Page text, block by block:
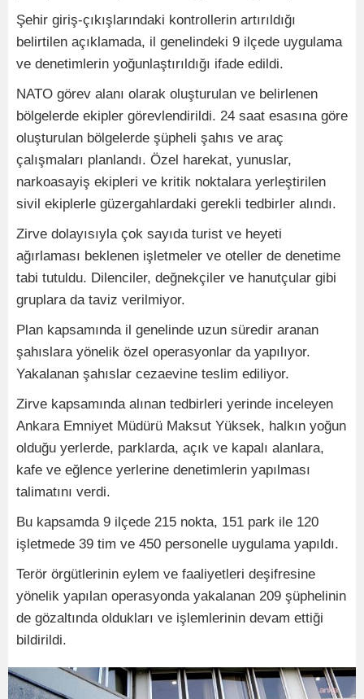
Şehir giriş-çıkışlarındaki kontrollerin artırıldığı
belirtilen açıklamada, il genelindeki 9 ilçede uygulama
ve denetimlerin yoğunlaştırıldığı ifade edildi.
NATO görev alanı olarak oluşturulan ve belirlenen
bölgelerde ekipler görevlendirildi. 24 saat esasına göre
oluşturulan bölgelerde şüpheli şahıs ve araç
çalışmaları planlandı. Özel harekat, yunuslar,
narkoasayiş ekipleri ve kritik noktalara yerleştirilen
sivil ekiplerle güzergahlardaki gerekli tedbirler alındı.
Zirve dolayısıyla çok sayıda turist ve heyeti
ağırlaması beklenen işletmeler ve oteller de denetime
tabi tutuldu. Dilenciler, değnekçiler ve hanutçular gibi
gruplara da taviz verilmiyor.
Plan kapsamında il genelinde uzun süredir aranan
şahıslara yönelik özel operasyonlar da yapılıyor.
Yakalanan şahıslar cezaevine teslim ediliyor.
Zirve kapsamında alınan tedbirleri yerinde inceleyen
Ankara Emniyet Müdürü Maksut Yüksek, halkın yoğun
olduğu yerlerde, parklarda, açık ve kapalı alanlara,
kafe ve eğlence yerlerine denetimlerin yapılması
talimatını verdi.
Bu kapsamda 9 ilçede 215 nokta, 151 park ile 120
işletmede 39 tim ve 450 personelle uygulama yapıldı.
Terör örgütlerinin eylem ve faaliyetleri deşifresine
yönelik yapılan operasyonda yakalanan 209 şüphelinin
de gözaltında oldukları ve işlemlerinin devam ettiği
bildirildi.